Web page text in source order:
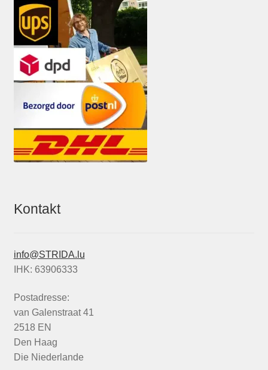
Kontakt
info@STRIDA.lu
IHK: 63906333
Postadresse:
van Galenstraat 41
2518 EN
Den Haag
Die Niederlande